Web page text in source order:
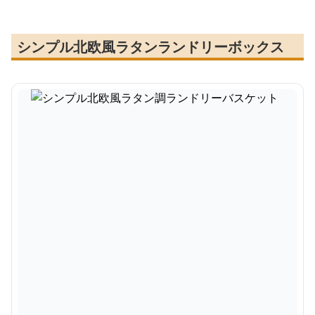
シンプル北欧風ラタンランドリーボックス